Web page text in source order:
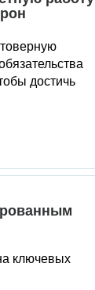
достичь
ключевых